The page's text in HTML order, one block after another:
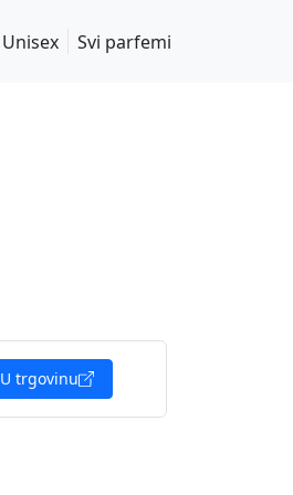
Unisex Svi parfemi
U trgovinu